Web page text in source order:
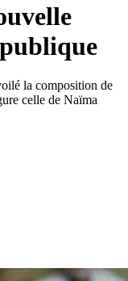
la composition de
celle de Naïma